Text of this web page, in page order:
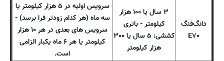
دانگ‌فنگ
E۷۰
۳ سال یا ۱۰۰ هزار
کیلومتر - باتری
کششی: ۵ سال یا ۳۰۰
هزار کیلومتر
سرویس اولیه در ۵ هزار کیلومتر یا
سه ماه (هر کدام زودتر فرا برسد) -
سرویس های بعدی در هر ۱۰ هزار
کیلومتر یا هر ۶ ماه یکبار الزامی
است.